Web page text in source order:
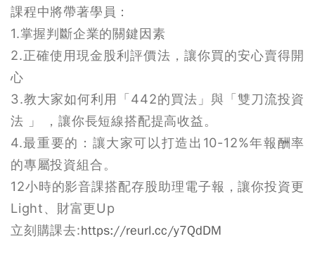
課程中將帶著學員：
1.掌握判斷企業的關鍵因素
2.正確使用現金股利評價法，讓你買的安心賣得開
心
3.教大家如何利用「442的買法」與「雙刀流投資
法 」 ，讓你長短線搭配提高收益。
4.最重要的：讓大家可以打造出10-12%年報酬率
的專屬投資組合。
12小時的影音課搭配存股助理電子報，讓你投資更
Light、財富更Up
立刻購課去:https://reurl.cc/y7QdDM